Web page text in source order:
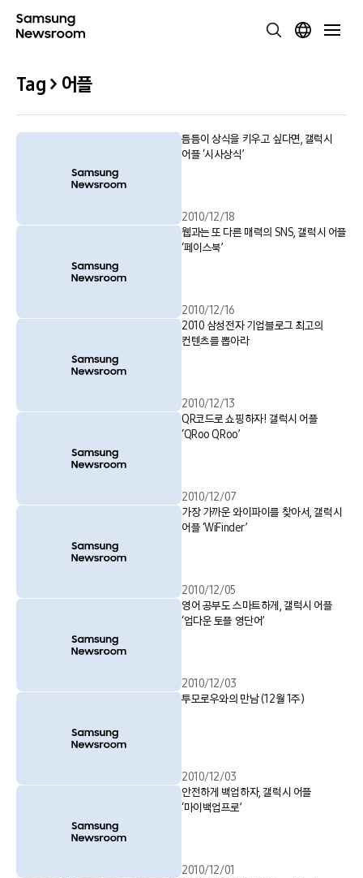
Tag > 어플
틈틈이 상식을 키우고 싶다면, 갤럭시
어플 ‘시사상식’
2010/12/18
웹과는 또 다른 매력의 SNS, 갤럭시 어플
‘페이스북’
2010/12/16
2010 삼성전자 기업블로그 최고의
컨텐츠를 뽑아라
2010/12/13
QR코드로 쇼핑하자! 갤럭시 어플
‘QRoo QRoo’
2010/12/07
가장 가까운 와이파이를 찾아서, 갤럭시
어플 ‘WiFinder’
2010/12/05
영어 공부도 스마트하게, 갤럭시 어플
‘업다운 토플 영단어’
2010/12/03
투모로우와의 만남 (12월 1주)
2010/12/03
안전하게 백업하자, 갤럭시 어플
‘마이백업프로’
2010/12/01